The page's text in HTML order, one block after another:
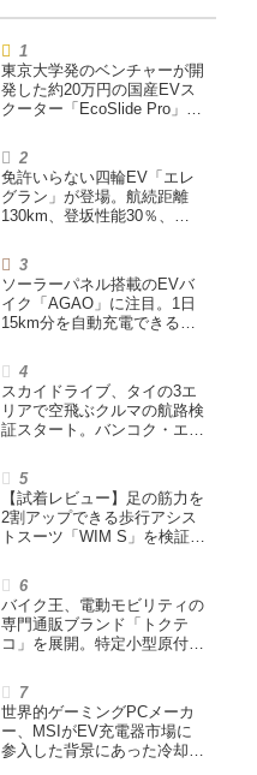
東京大学発のベンチャーが開
発した約20万円の国産EVス
クーター「EcoSlide Pro」が
免許いらない四輪EV「エレ
グラン」が登場。航続距離
130km、登坂性能30％、
備えた特定小型原付
ソーラーパネル搭載のEVバ
イク「AGAO」に注目。1日
15km分を自動充電できる
スカイドライブ、タイの3エ
リアで空飛ぶクルマの航路検
証スタート。バンコク・エア
指す
【試着レビュー】足の筋力を
2割アップできる歩行アシス
トスーツ「WIM S」を検証。
も言われる理由を探る
バイク王、電動モビリティの
専門通販ブランド「トクテ
コ」を展開。特定小型原付や
世界的ゲーミングPCメーカ
ー、MSIがEV充電器市場に
参入した背景にあった冷却技